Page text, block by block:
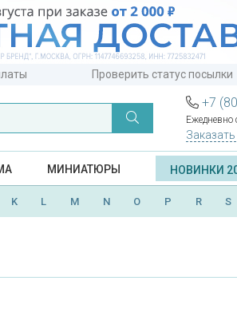
Проверить статус посылки
+7
Ежедневно
МИНИАТЮРЫ НОВИНКИ
K L M N O P R S